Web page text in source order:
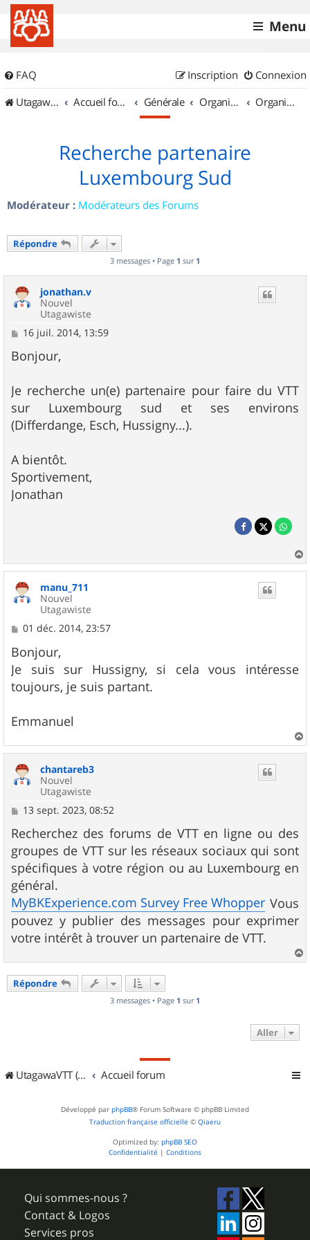
Menu
FAQ Connexion
Inscription
UtagawaVTT (Randos VTT et VTTAE avec traces GPS)
Accueil forum Générale Organisation de sorties & Recherche de partenaires Organisation de sorties au Luxembourg
Recherche partenaire
Luxembourg Sud
Modérateur : Modérateurs des Forums
Répondre
3 messages • Page 1 sur 1
jonathan.v
Nouvel
Utagawiste
M
s
s
g
e
16 juil. 2014, 13:59
Bonjour,
Je recherche un(e) partenaire pour faire du VTT
sur Luxembourg sud et ses environs
(Differdange, Esch, Hussigny...).
A bientôt.
Sportivement,
Jonathan
a
manu_711
Nouvel
Utagawiste
M
s
s
a
g
e
01 déc. 2014, 23:57
Bonjour,
Je suis sur Hussigny, si cela vous intéresse
toujours, je suis partant.
Emmanuel
a
chantareb3
Nouvel
Utagawiste
M
s
s
a
g
e
13 sept. 2023, 08:52
Recherchez des forums de VTT en ligne ou des
groupes de VTT sur les réseaux sociaux qui sont
spécifiques à votre région ou au Luxembourg en
général.
MyBKExperience.com Survey Free Whopper Vous
pouvez y publier des messages pour exprimer
votre intérêt à trouver un partenaire de VTT.
a
Répondre
3 messages • Page 1 sur 1
Aller
UtagawaVTT (Randos VTT et VTTAE avec traces GPS) Accueil forum
Développé par phpBB® Forum Software © phpBB Limited
Traduction française officielle © Qiaeru
Optimized by: phpBB SEO
Confidentialité | Conditions
Qui sommes-nous ?
Contact & Logos
Services pros